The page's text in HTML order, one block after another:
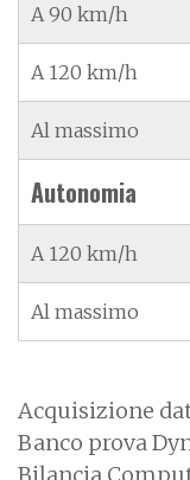
A 90 km/h
A 120 km/h
Al massimo
Autonomia
A 120 km/h
Al massimo
Acquisizione dati
Banco prova
Bilancia